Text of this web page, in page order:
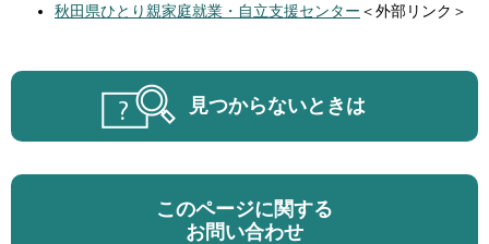
秋田県ひとり親家庭就業・自立支援センター ＜外部リンク＞
見つからないときは
このページに関する
お問い合わせ